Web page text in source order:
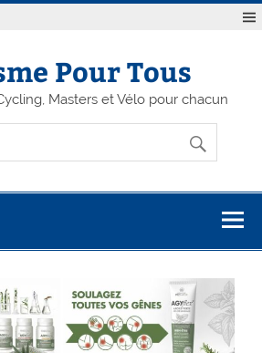
Pour Tous
Masters et Vélo pour chacun